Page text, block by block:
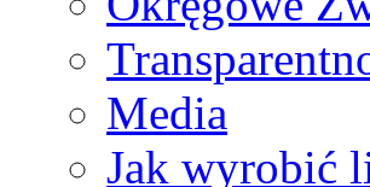
Media
Jak wyrobić